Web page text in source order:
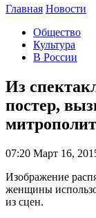
Главная Новости
Общество
Культура
В России
Из
постер,
07:20 Март 16,
Изображение
женщины
из сцен.